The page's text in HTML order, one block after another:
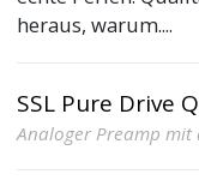
heraus, warum....
SSL Pure Drive
Analoger Preamp mit